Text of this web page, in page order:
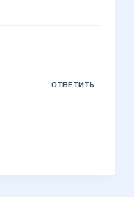
ОТВЕТИТЬ